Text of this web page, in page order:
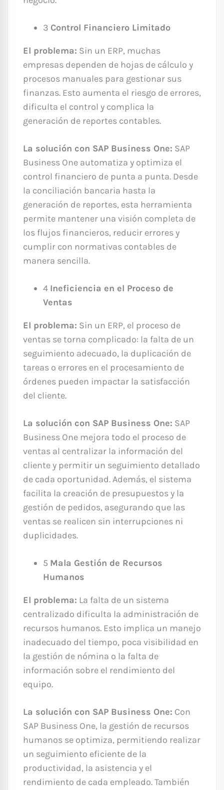
3 Control Financiero Limitado
El problema: Sin un ERP, muchas
empresas dependen de hojas de cálculo y
procesos manuales para gestionar sus
finanzas. Esto aumenta el riesgo de errores,
dificulta el control y complica la
generación de reportes contables.
La solución con SAP Business One: SAP
Business One automatiza y optimiza el
control financiero de punta a punta. Desde
la conciliación bancaria hasta la
generación de reportes, esta herramienta
permite mantener una visión completa de
los flujos financieros, reducir errores y
cumplir con normativas contables de
manera sencilla.
4 Ineficiencia en el Proceso de
Ventas
El problema: Sin un ERP, el proceso de
ventas se torna complicado: la falta de un
seguimiento adecuado, la duplicación de
tareas o errores en el procesamiento de
órdenes pueden impactar la satisfacción
del cliente.
La solución con SAP Business One: SAP
Business One mejora todo el proceso de
ventas al centralizar la información del
cliente y permitir un seguimiento detallado
de cada oportunidad. Además, el sistema
facilita la creación de presupuestos y la
gestión de pedidos, asegurando que las
ventas se realicen sin interrupciones ni
duplicidades.
5 Mala Gestión de Recursos
Humanos
El problema: La falta de un sistema
centralizado dificulta la administración de
recursos humanos. Esto implica un manejo
inadecuado del tiempo, poca visibilidad en
la gestión de nómina o la falta de
información sobre el rendimiento del
equipo.
La solución con SAP Business One: Con
SAP Business One, la gestión de recursos
humanos se optimiza, permitiendo realizar
un seguimiento eficiente de la
productividad, la asistencia y el
rendimiento de cada empleado. También